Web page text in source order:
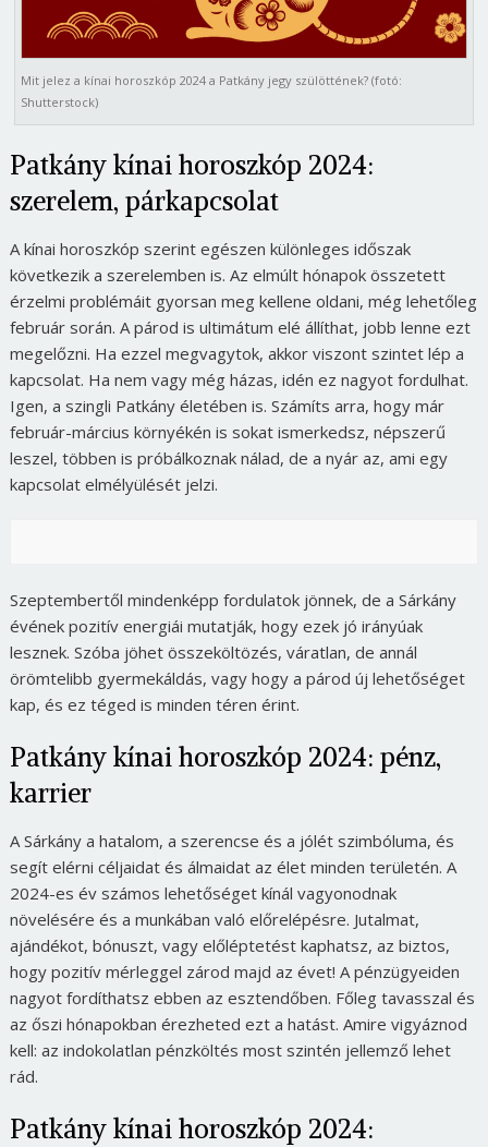
Mit jelez a kínai horoszkóp 2024 a Patkány jegy szülöttének? (fotó:
Shutterstock)
Patkány kínai horoszkóp 2024:
szerelem, párkapcsolat
A kínai horoszkóp szerint egészen különleges időszak
következik a szerelemben is. Az elmúlt hónapok összetett
érzelmi problémáit gyorsan meg kellene oldani, még lehetőleg
február során. A párod is ultimátum elé állíthat, jobb lenne ezt
megelőzni. Ha ezzel megvagytok, akkor viszont szintet lép a
kapcsolat. Ha nem vagy még házas, idén ez nagyot fordulhat.
Igen, a szingli Patkány életében is. Számíts arra, hogy már
február-március környékén is sokat ismerkedsz, népszerű
leszel, többen is próbálkoznak nálad, de a nyár az, ami egy
kapcsolat elmélyülését jelzi.
Szeptembertől mindenképp fordulatok jönnek, de a Sárkány
évének pozitív energiái mutatják, hogy ezek jó irányúak
lesznek. Szóba jöhet összeköltözés, váratlan, de annál
örömtelibb gyermekáldás, vagy hogy a párod új lehetőséget
kap, és ez téged is minden téren érint.
Patkány kínai horoszkóp 2024: pénz,
karrier
A Sárkány a hatalom, a szerencse és a jólét szimbóluma, és
segít elérni céljaidat és álmaidat az élet minden területén. A
2024-es év számos lehetőséget kínál vagyonodnak
növelésére és a munkában való előrelépésre. Jutalmat,
ajándékot, bónuszt, vagy előléptetést kaphatsz, az biztos,
hogy pozitív mérleggel zárod majd az évet! A pénzügyeiden
nagyot fordíthatsz ebben az esztendőben. Főleg tavasszal és
az őszi hónapokban érezheted ezt a hatást. Amire vigyáznod
kell: az indokolatlan pénzköltés most szintén jellemző lehet
rád.
Patkány kínai horoszkóp 2024: